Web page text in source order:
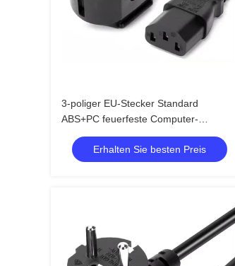
3-poliger EU-Stecker Standard
ABS+PC feuerfeste Computer-
Netzkabel AC-Netzkabel für
Haushaltsgeräte
Erhalten Sie besten Preis